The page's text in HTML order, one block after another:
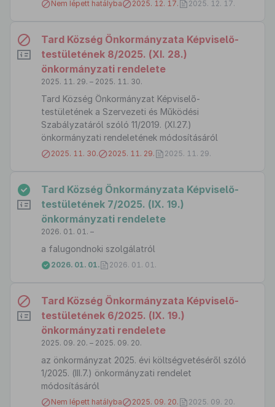
Nem lépett hatályba 2025. 12. 17. 2025. 12. 17.
Tard Község Önkormányzata Képviselő-
testületének 8/2025. (XI. 28.)
önkormányzati rendelete
2025. 11. 29. – 2025. 11. 30.
Tard Község Önkormányzat Képviselő-
testületének a Szervezeti és Működési
Szabályzatáról szóló 11/2019. (XI.27.)
önkormányzati rendeletének módosításáról
2025. 11. 30. 2025. 11. 29. 2025. 11. 29.
Tard Község Önkormányzata Képviselő-
testületének 7/2025. (IX. 19.)
önkormányzati rendelete
2026. 01. 01. –
a falugondnoki szolgálatról
2026. 01. 01. 2026. 01. 01.
Tard Község Önkormányzata Képviselő-
testületének 6/2025. (IX. 19.)
önkormányzati rendelete
2025. 09. 20. – 2025. 09. 20.
az önkormányzat 2025. évi költségvetéséről szóló
1/2025. (III.7.) önkormányzati rendelet
módosításáról
Nem lépett hatályba 2025. 09. 20. 2025. 09. 20.